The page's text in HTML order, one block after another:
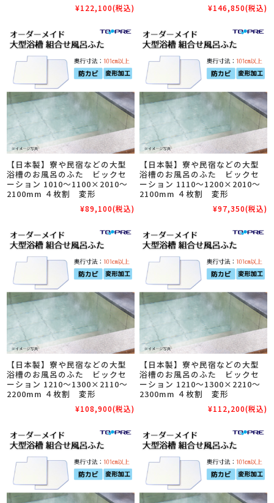
¥122,100(税込) ¥146,850(税込)
【日本製】寮や民宿などの大型
浴槽のお風呂のふた ビックセ
ーション 1010～1100×2010～
2100mm ４枚割 変形
¥89,100(税込)
【日本製】寮や民宿などの大型
浴槽のお風呂のふた ビックセ
ーション 1110～1200×2010～
2100mm ４枚割 変形
¥97,350(税込)
【日本製】寮や民宿などの大型
浴槽のお風呂のふた ビックセ
ーション 1210～1300×2110～
2200mm ４枚割 変形
¥108,900(税込)
【日本製】寮や民宿などの大型
浴槽のお風呂のふた ビックセ
ーション 1210～1300×2210～
2300mm ４枚割 変形
¥112,200(税込)